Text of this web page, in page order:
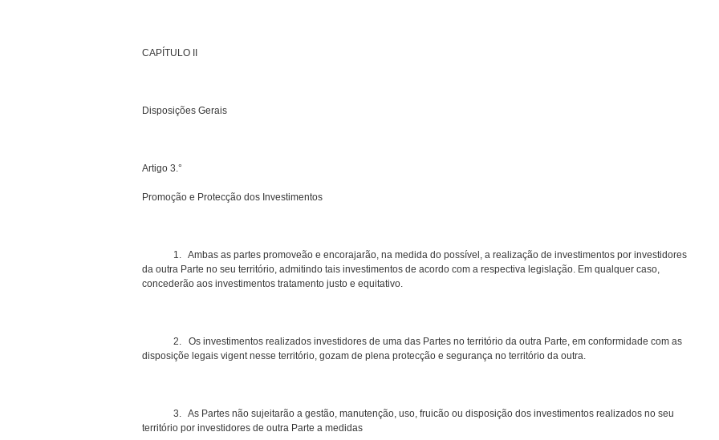
CAPÍTULO II
Disposições Gerais
Artigo 3.°
Promoção e Protecção dos Investimentos
1. Ambas as partes promoveão e encorajarão, na medida do possível, a realização de investimentos por investidores
da outra Parte no seu território, admitindo tais investimentos de acordo com a respectiva legislação. Em qualquer caso,
concederão aos investimentos tratamento justo e equitativo.
2. Os investimentos realizados investidores de uma das Partes no território da outra Parte, em conformidade com as
disposiçõe legais vigent nesse território, gozam de plena protecção e segurança no território da outra.
3. As Partes não sujeitarão a gestão, manutenção, uso, fruicão ou disposição dos investimentos realizados no seu
território por investidores de outra Parte a medidas